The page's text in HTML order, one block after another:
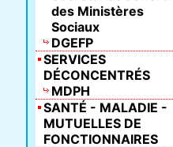
des Ministères
Sociaux
DGEFP
SERVICES
DÉCONCENTRÉS
MDPH
SANTÉ - MALADIE -
MUTUELLES DE
FONCTIONNAIRES